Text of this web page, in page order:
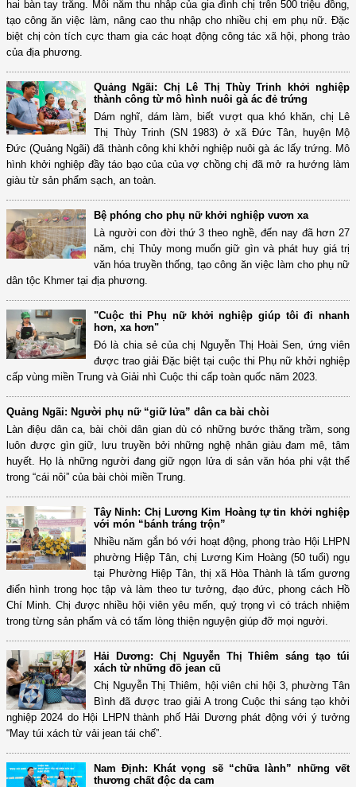
hai bàn tay trắng. Mỗi năm thu nhập của gia đình chị trên 500 triệu đồng,
tạo công ăn việc làm, nâng cao thu nhập cho nhiều chị em phụ nữ. Đặc
biệt chị còn tích cực tham gia các hoạt động công tác xã hội, phong trào
của địa phương.
Quảng Ngãi: Chị Lê Thị Thùy Trinh khởi nghiệp
thành công từ mô hình nuôi gà ác đẻ trứng
Dám nghĩ, dám làm, biết vượt qua khó khăn, chị Lê
Thị Thùy Trinh (SN 1983) ở xã Đức Tân, huyện Mộ
Đức (Quảng Ngãi) đã thành công khi khởi nghiệp nuôi gà ác lấy trứng. Mô
hình khởi nghiệp đầy táo bạo của của vợ chồng chị đã mở ra hướng làm
giàu từ sản phẩm sạch, an toàn.
Bệ phóng cho phụ nữ khởi nghiệp vươn xa
Là người con đời thứ 3 theo nghề, đến nay đã hơn 27
năm, chị Thủy mong muốn giữ gìn và phát huy giá trị
văn hóa truyền thống, tạo công ăn việc làm cho phụ nữ
dân tộc Khmer tại địa phương.
"Cuộc thi Phụ nữ khởi nghiệp giúp tôi đi nhanh
hơn, xa hơn"
Đó là chia sẻ của chị Nguyễn Thị Hoài Sen, ứng viên
được trao giải Đặc biệt tại cuộc thi Phụ nữ khởi nghiệp
cấp vùng miền Trung và Giải nhì Cuộc thi cấp toàn quốc năm 2023.
Quảng Ngãi: Người phụ nữ “giữ lửa” dân ca bài chòi
Làn điệu dân ca, bài chòi dân gian dù có những bước thăng trầm, song
luôn được gìn giữ, lưu truyền bởi những nghệ nhân giàu đam mê, tâm
huyết. Họ là những người đang giữ ngọn lửa di sản văn hóa phi vật thể
trong “cái nôi” của bài chòi miền Trung.
Tây Ninh: Chị Lương Kim Hoàng tự tin khởi nghiệp
với món “bánh tráng trộn”
Nhiều năm gắn bó với hoạt động, phong trào Hội LHPN
phường Hiệp Tân, chị Lương Kim Hoàng (50 tuổi) ngụ
tại Phường Hiệp Tân, thị xã Hòa Thành là tấm gương
điển hình trong học tập và làm theo tư tưởng, đạo đức, phong cách Hồ
Chí Minh. Chị được nhiều hội viên yêu mến, quý trọng vì có trách nhiệm
trong từng sản phẩm và có tấm lòng thiện nguyện giúp đỡ mọi người.
Hải Dương: Chị Nguyễn Thị Thiêm sáng tạo túi
xách từ những đồ jean cũ
Chị Nguyễn Thị Thiêm, hội viên chi hội 3, phường Tân
Bình đã được trao giải A trong Cuộc thi sáng tạo khởi
nghiệp 2024 do Hội LHPN thành phố Hải Dương phát động với ý tưởng
“May túi xách từ vải jean tái chế”.
Nam Định: Khát vọng sẽ “chữa lành” những vết
thương chất độc da cam